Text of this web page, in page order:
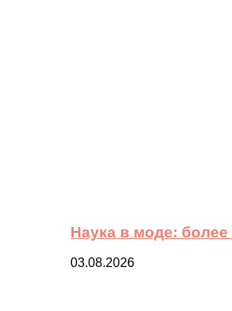
Наука в моде:
03.08.2026